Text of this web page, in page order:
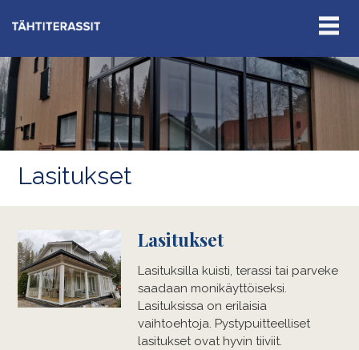
Lasitukset
Lasitukset
Lasituksilla kuisti, terassi tai parveke
saadaan monikäyttöiseksi.
Lasituksissa on erilaisia
vaihtoehtoja. Pystypuitteelliset
lasitukset ovat hyvin tiiviit.